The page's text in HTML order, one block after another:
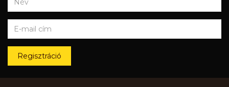
Regisztráció